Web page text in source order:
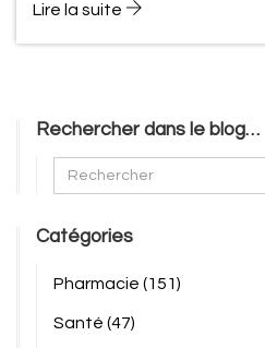
Lire la suite
Rechercher dans le blog…
Catégories
Pharmacie (151)
Santé (47)